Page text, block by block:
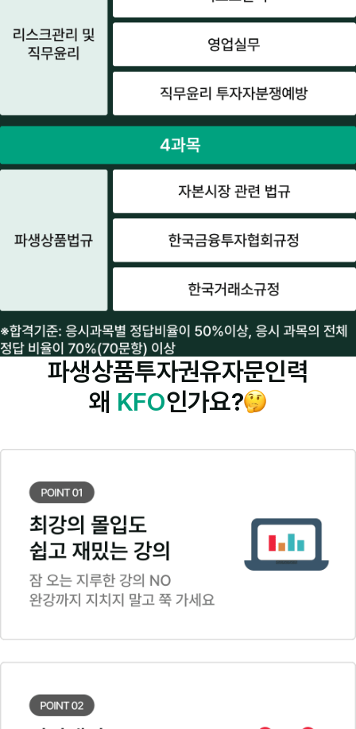
파생상품투자권유자문인력
왜 KFO인가요?